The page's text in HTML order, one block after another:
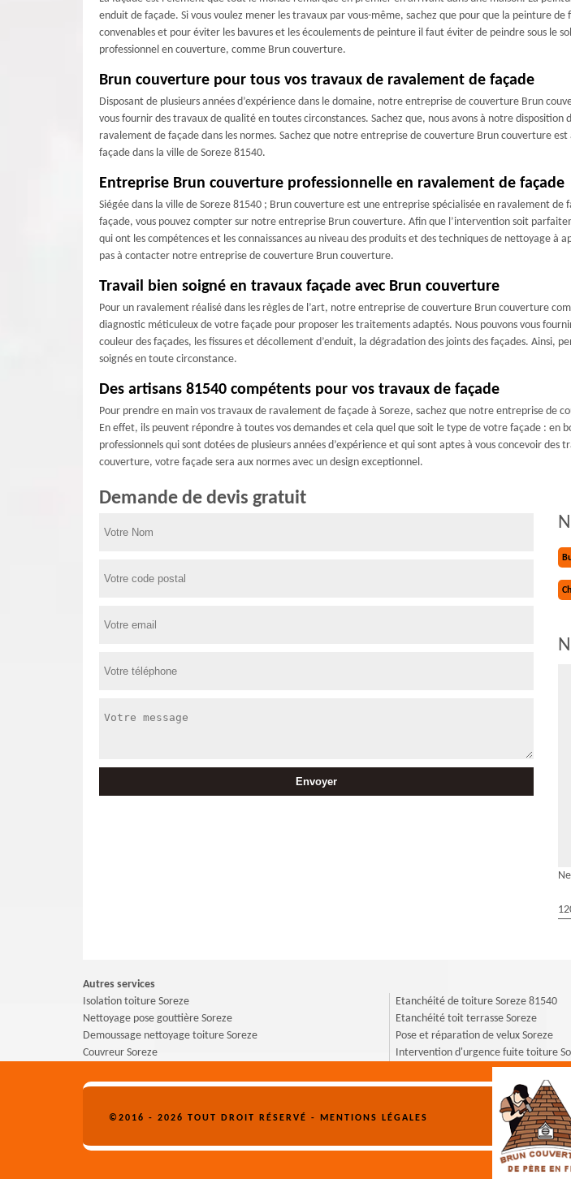
enduit de façade. Si vous voulez mener les travaux par vous-même, sachez que pour que la peinture
convenables et pour éviter les bavures et les écoulements de peinture il faut éviter de peindre sous le
professionnel en couverture, comme Brun couverture.
Brun couverture pour tous vos travaux de ravalement de façade
Disposant de plusieurs années d’expérience dans le domaine, notre entreprise de couverture Brun
vous fournir des travaux de qualité en toutes circonstances. Sachez que, nous avons à notre
ravalement de façade dans les normes. Sachez que notre entreprise de couverture Brun couverture
façade dans la ville de Soreze 81540.
Entreprise Brun couverture professionnelle en ravalement de façade
Siégée dans la ville de Soreze 81540 ; Brun couverture est une entreprise spécialisée en ravalement
façade, vous pouvez compter sur notre entreprise Brun couverture. Afin que l’intervention soit
qui ont les compétences et les connaissances au niveau des produits et des techniques de nettoyage
pas à contacter notre entreprise de couverture Brun couverture.
Travail bien soigné en travaux façade avec Brun couverture
Pour un ravalement réalisé dans les règles de l’art, notre entreprise de couverture Brun couverture
diagnostic méticuleux de votre façade pour proposer les traitements adaptés. Nous pouvons vous
couleur des façades, les fissures et décollement d’enduit, la dégradation des joints des façades.
soignés en toute circonstance.
Des artisans 81540 compétents pour vos travaux de façade
Pour prendre en main vos travaux de ravalement de façade à Soreze, sachez que notre entreprise de
En effet, ils peuvent répondre à toutes vos demandes et cela quel que soit le type de votre façade : en
professionnels qui sont dotées de plusieurs années d’expérience et qui sont aptes à vous concevoir
couverture, votre façade sera aux normes avec un design exceptionnel.
Demande de devis gratuit
Autres services
Isolation toiture Soreze
Nettoyage pose gouttière Soreze
Demoussage nettoyage toiture Soreze
Couvreur Soreze
Etanchéité de toiture Soreze 81540
Etanchéité toit terrasse Soreze
Pose et réparation de velux Soreze
Intervention d'urgence fuite toiture
©2016 - 2026 TOUT DROIT RÉSERVÉ - MENTIONS LÉGALES